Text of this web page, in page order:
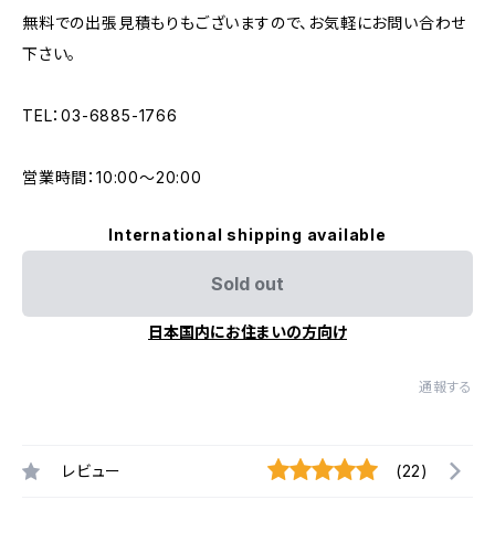
無料での出張見積もりもございますので、お気軽にお問い合わせ
下さい。
TEL：03-6885-1766
営業時間：10:00〜20:00
International shipping available
Sold out
日本国内にお住まいの方向け
通報する
レビュー (22)